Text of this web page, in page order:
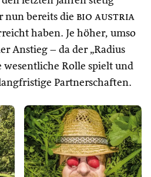
nun bereits die bio austria
haben. Je höher, umso
Anstieg – da der „Radius
Rolle spielt und
Partnerschaften.